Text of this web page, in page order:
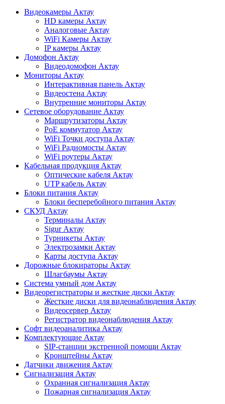
Видеокамеры Актау
HD камеры Актау
Аналоговые Актау
WiFi Камеры Актау
IP камеры Актау
Домофон Актау
Видеодомофон Актау
Мониторы Актау
Интерактивная панель Актау
Видеостена Актау
Внутренние мониторы Актау
Сетевое оборудование Актау
Маршрутизаторы Актау
PoE коммутатор Актау
WiFi Точки доступа Актау
WiFi Радиомосты Актау
WiFi роутеры Актау
Кабельная продукция Актау
Оптические кабеля Актау
UTP кабель Актау
Блоки питания Актау
Блоки бесперебойного питания Актау
СКУД Актау
Терминалы Актау
Sigur Актау
Турникеты Актау
Электрозамки Актау
Карты доступа Актау
Дорожные блокираторы Актау
Шлагбаумы Актау
Система умный дом Актау
Видеорегистраторы и жесткие диски Актау
Жесткие диски для видеонаблюдения Актау
Видеосервер Актау
Регистратор видеонаблюдения Актау
Софт видеоаналитика Актау
Комплектующие Актау
SIP-станции экстренной помощи Актау
Кронштейны Актау
Датчики движения Актау
Сигнализация Актау
Охранная сигнализация Актау
Пожарная сигнализация Актау